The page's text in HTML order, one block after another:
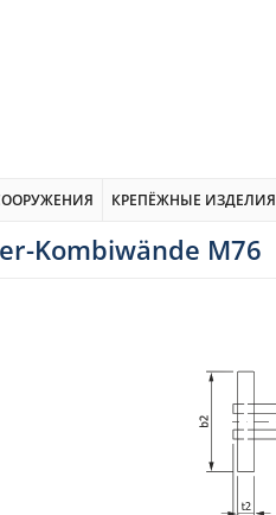
КРЕПЁЖНЫЕ ИЗДЕЛИЯ
Kombiwände M76